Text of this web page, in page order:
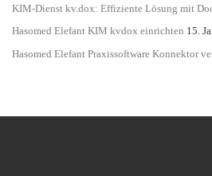
KIM-Dienst kv.dox: Effiziente Lösung mit
Hasomed Elefant KIM kvdox einrichten 15.
Hasomed Elefant Praxissoftware Konnektor